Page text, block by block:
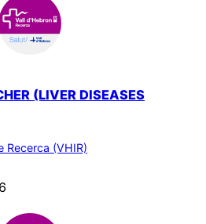
(LIVER DISEASES
Recerca (VHIR)